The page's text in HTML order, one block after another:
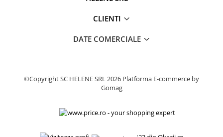
Generatoare curent electric
Aparate de sudură tevi PVC
Mixer electric
Masini de gaurit
Cutit termic electric
CLIENTI
DATE COMERCIALE
©Copyright SC HELENE SRL 2026 Platforma E-commerce by
Gomag